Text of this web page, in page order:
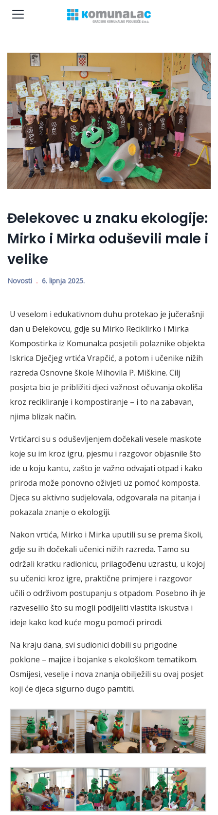
Đelekovec u znaku ekologije:
Mirko i Mirka oduševili male i
velike
Novosti 6. lipnja 2025.
U veselom i edukativnom duhu protekao je jučerašnji
dan u Đelekovcu, gdje su Mirko Reciklirko i Mirka
Kompostirka iz Komunalca posjetili polaznike objekta
Iskrica Dječjeg vrtića Vrapčić, a potom i učenike nižih
razreda Osnovne škole Mihovila P. Miškine. Cilj
posjeta bio je približiti djeci važnost očuvanja okoliša
kroz recikliranje i kompostiranje – i to na zabavan,
njima blizak način.
Vrtićarci su s oduševljenjem dočekali vesele maskote
koje su im kroz igru, pjesmu i razgovor objasnile što
ide u koju kantu, zašto je važno odvajati otpad i kako
priroda može ponovno oživjeti uz pomoć komposta.
Djeca su aktivno sudjelovala, odgovarala na pitanja i
pokazala znanje o ekologiji.
Nakon vrtića, Mirko i Mirka uputili su se prema školi,
gdje su ih dočekali učenici nižih razreda. Tamo su
održali kratku radionicu, prilagođenu uzrastu, u kojoj
su učenici kroz igre, praktične primjere i razgovor
učili o održivom postupanju s otpadom. Posebno ih je
razveselilo što su mogli podijeliti vlastita iskustva i
ideje kako kod kuće mogu pomoći prirodi.
Na kraju dana, svi sudionici dobili su prigodne
poklone – majice i bojanke s ekološkom tematikom.
Osmijesi, veselje i nova znanja obilježili su ovaj posjet
koji će djeca sigurno dugo pamtiti.